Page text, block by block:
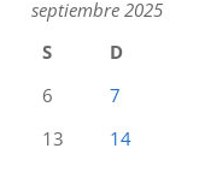
septiembre 2025
S
D
6
7
13
14